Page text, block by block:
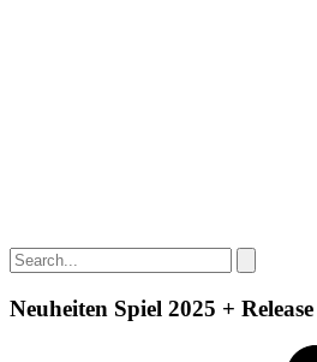
Neuheiten Spiel 2025 +